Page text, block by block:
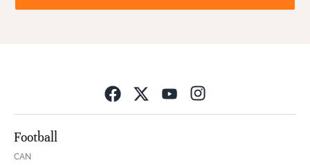
Football
CAN